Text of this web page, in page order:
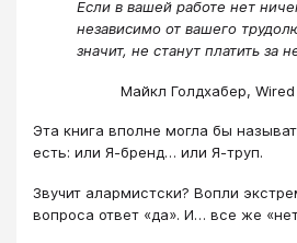
Если в вашей работе нет
независимо от вашего
значит, не станут платить за
Майкл Голдхабер, Wired
Эта книга вполне могла бы
есть: или Я-бренд… или Я-труп.
Звучит алармистски? Вопли
вопроса ответ «да». И… все же